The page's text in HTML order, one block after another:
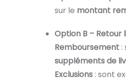
sur le montant
Option B – Retour
Remboursement:
suppléments de
Exclusions: sont